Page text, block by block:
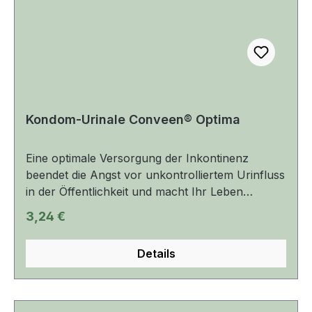
Kondom-Urinale Conveen® Optima
Eine optimale Versorgung der Inkontinenz
beendet die Angst vor unkontrolliertem Urinfluss
in der Öffentlichkeit und macht Ihr Leben
leichter. Conveen Optima ist das mehrfach
ausgezeichnete Kondom-Urinal von Coloplast
für Männer mit Harninkontinenz. Da es diskret,
verlässlich und sehr einfach in der Anwendung
ist, wählen die meisten Endverbraucher Conveen
Regulärer Preis:
3,24 €
Details